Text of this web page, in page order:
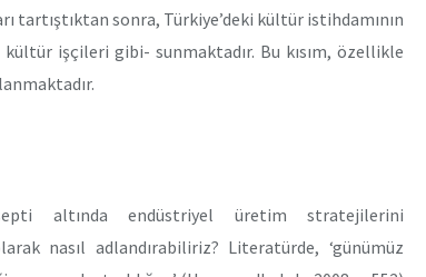
tartıştıktan sonra, Türkiye’deki kültür istihdamının
işçileri gibi- sunmaktadır. Bu kısım, özellikle
altında endüstriyel üretim stratejilerini
nasıl adlandırabiliriz? Literatürde, ‘günümüz